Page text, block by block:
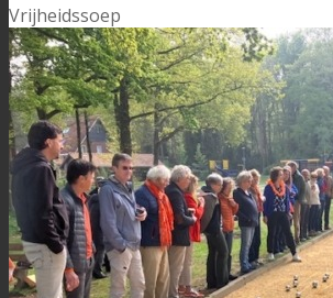
Vrijheidssoep